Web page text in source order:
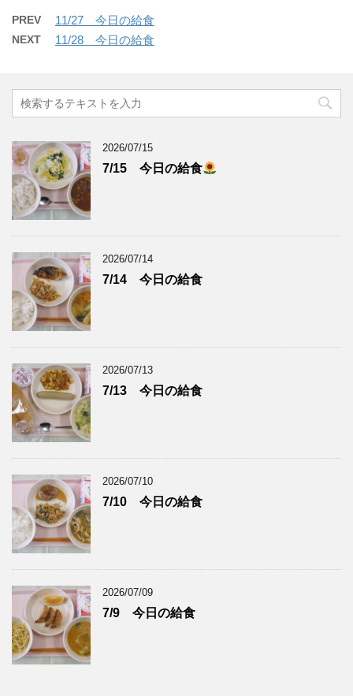
PREV 11/27 今日の給食
NEXT 11/28 今日の給食
2026/07/15
7/15 今日の給食
2026/07/14
7/14 今日の給食
2026/07/13
7/13 今日の給食
2026/07/10
7/10 今日の給食
2026/07/09
7/9 今日の給食